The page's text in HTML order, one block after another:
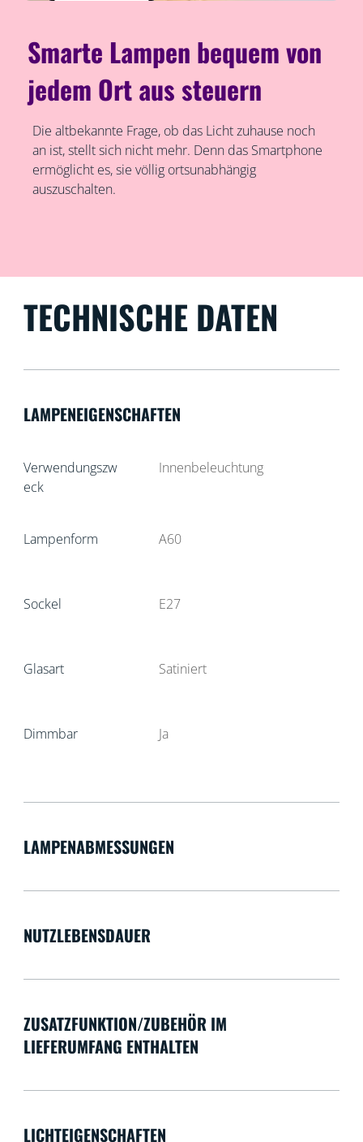
Smarte Lampen bequem von
jedem Ort aus steuern
Die altbekannte Frage, ob das Licht zuhause noch
an ist, stellt sich nicht mehr. Denn das Smartphone
ermöglicht es, sie völlig ortsunabhängig
auszuschalten.
TECHNISCHE DATEN
LAMPENEIGENSCHAFTEN
Verwendungszw
eck
Innenbeleuchtung
Lampenform A60
Sockel E27
Glasart Satiniert
Dimmbar Ja
LAMPENABMESSUNGEN
NUTZLEBENSDAUER
ZUSATZFUNKTION/ZUBEHÖR IM
LIEFERUMFANG ENTHALTEN
LICHTEIGENSCHAFTEN